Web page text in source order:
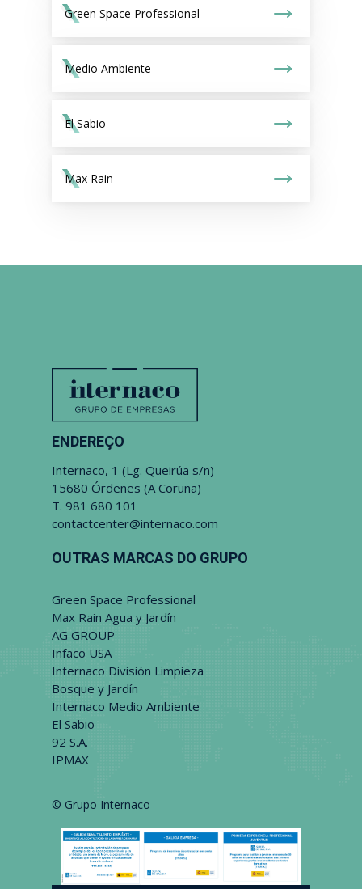
Green Space Professional
Medio Ambiente
El Sabio
Max Rain
ENDEREÇO
Internaco, 1 (Lg. Queirúa s/n)
15680 Órdenes (A Coruña)
T. 981 680 101
contactcenter@internaco.com
OUTRAS MARCAS DO GRUPO
Green Space Professional
Max Rain Agua y Jardín
AG GROUP
Infaco USA
Internaco División Limpieza
Bosque y Jardín
Internaco Medio Ambiente
El Sabio
92 S.A.
IPMAX
© Grupo Internaco